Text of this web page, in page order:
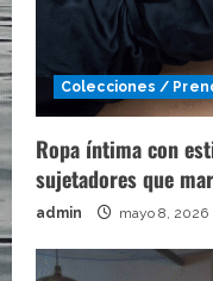
Colecciones /
Ropa íntima con
sujetadores que
admin mayo 8, 2026